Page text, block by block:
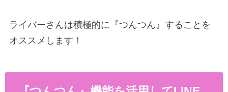
ライバーさんは積極的に『つんつん』することを
オススメします！